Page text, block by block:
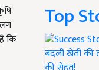
कि
Top